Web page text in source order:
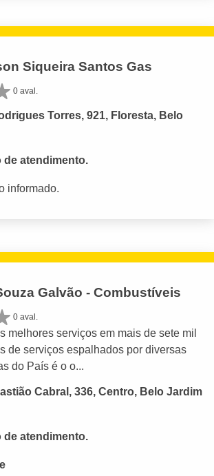
Siqueira Santos Gas
0 aval.
Torres, 921, Floresta, Belo
de atendimento.
informado.
Galvão - Combustíveis
0 aval.
melhores serviços em mais de sete mil
de serviços espalhados por diversas
do País é o o...
Cabral, 336, Centro, Belo Jardim
de atendimento.